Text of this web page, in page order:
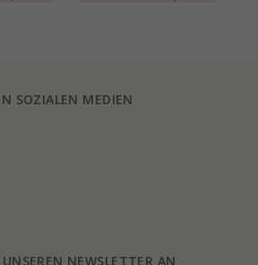
SOZIALEN MEDIEN
NEWSLETTER AN